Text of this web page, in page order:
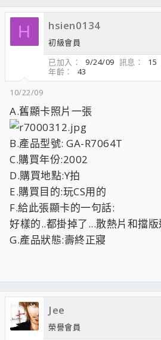
H hsien0134
初級會員
已加入
9/24/09 訊息 15
年齡
43
10/22/09
A.舊顯卡照片一張
B.產品型號: GA-R7064T
C.購買年份:2002
D.購買地點:Y拍
E.購買目的:玩CS用的
F.給此張顯卡的一句話:
好樣的..都掛掉了...散熱片和擋
G.產品狀態:壽終正寢
Jee
榮譽會員